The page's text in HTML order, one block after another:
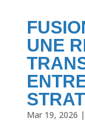
UNE
Mar 19, 2026 |